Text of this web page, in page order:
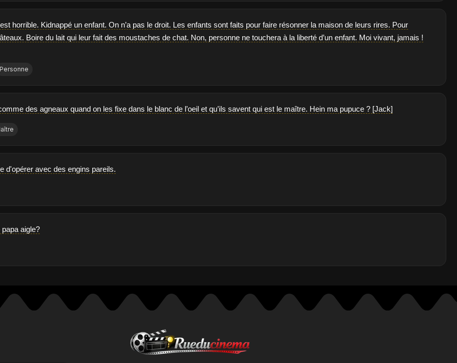
horrible. Kidnappé un enfant. On n’a pas le droit. Les enfants sont faits pour faire résonner la maison de leurs rires. Pour
Boire du lait qui leur fait des moustaches de chat. Non, personne ne touchera à la liberté d’un enfant. Moi vivant, jamais !
Personne
des agneaux quand on les fixe dans le blanc de l’oeil et qu’ils savent qui est le maître. Hein ma pupuce ? [Jack]
d'opérer avec des engins pareils.
aigle?